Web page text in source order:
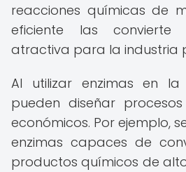
reacciones químicas de
eficiente las
atractiva para la industria
Al utilizar enzimas en la
pueden diseñar
económicos. Por ejemplo,
enzimas capaces de
productos químicos de